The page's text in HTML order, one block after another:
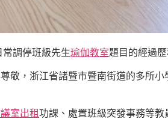
調停班級先生瑜伽教室題目的經過歷
敬，浙江省諸暨市暨南街道的多所小
室出租功課、處置班級突發事務等